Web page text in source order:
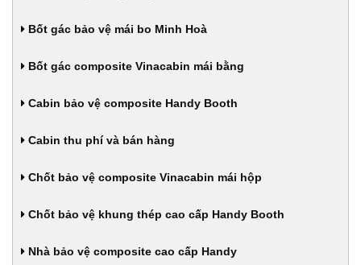
Bốt gác bảo vệ mái bo Minh Hoà
Bốt gác composite Vinacabin mái bằng
Cabin bảo vệ composite Handy Booth
Cabin thu phí và bán hàng
Chốt bảo vệ composite Vinacabin mái hộp
Chốt bảo vệ khung thép cao cấp Handy Booth
Nhà bảo vệ composite cao cấp Handy